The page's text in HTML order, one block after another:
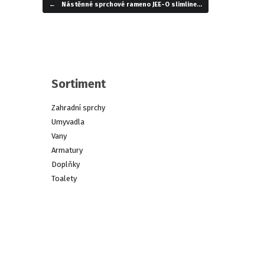
Navigace příspěvku
← Nástěnné sprchové rameno JEE-O slimline…
Sortiment
Zahradní sprchy
Umyvadla
Vany
Armatury
Doplňky
Toalety